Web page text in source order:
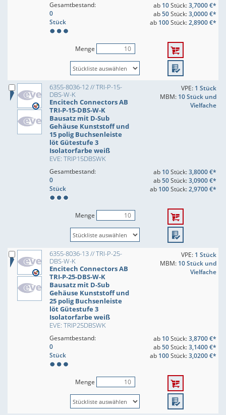
Gesamtbestand:
0
Stück
ab 10Stück:3,7000 €*
ab50Stück:3,0000 €*
ab 100Stück:2,8900 €*
Menge
6355-8036-12 // TRI-P-15-
DBS-W-K
Encitech Connectors AB
TRI-P-15-DBS-W-K
Bausatz mit D-Sub
Gehäuse Kunststoff und
15 polig Buchsenleiste
löt Gütestufe 3
Isolatorfarbe weiß
EVE: TRIP15DBSWK
VPE: 1 Stück
MBM: 10 Stück und
Vielfache
Gesamtbestand:
0
Stück
ab 10Stück:3,8000 €*
ab50Stück:3,0900 €*
ab 100Stück:2,9700 €*
Menge
6355-8036-13 // TRI-P-25-
DBS-W-K
Encitech Connectors AB
TRI-P-25-DBS-W-K
Bausatz mit D-Sub
Gehäuse Kunststoff und
25 polig Buchsenleiste
löt Gütestufe 3
Isolatorfarbe weiß
EVE: TRIP25DBSWK
VPE: 1 Stück
MBM: 10 Stück und
Vielfache
Gesamtbestand:
0
Stück
ab 10Stück:3,8700 €*
ab50Stück:3,1400 €*
ab 100Stück:3,0200 €*
Menge